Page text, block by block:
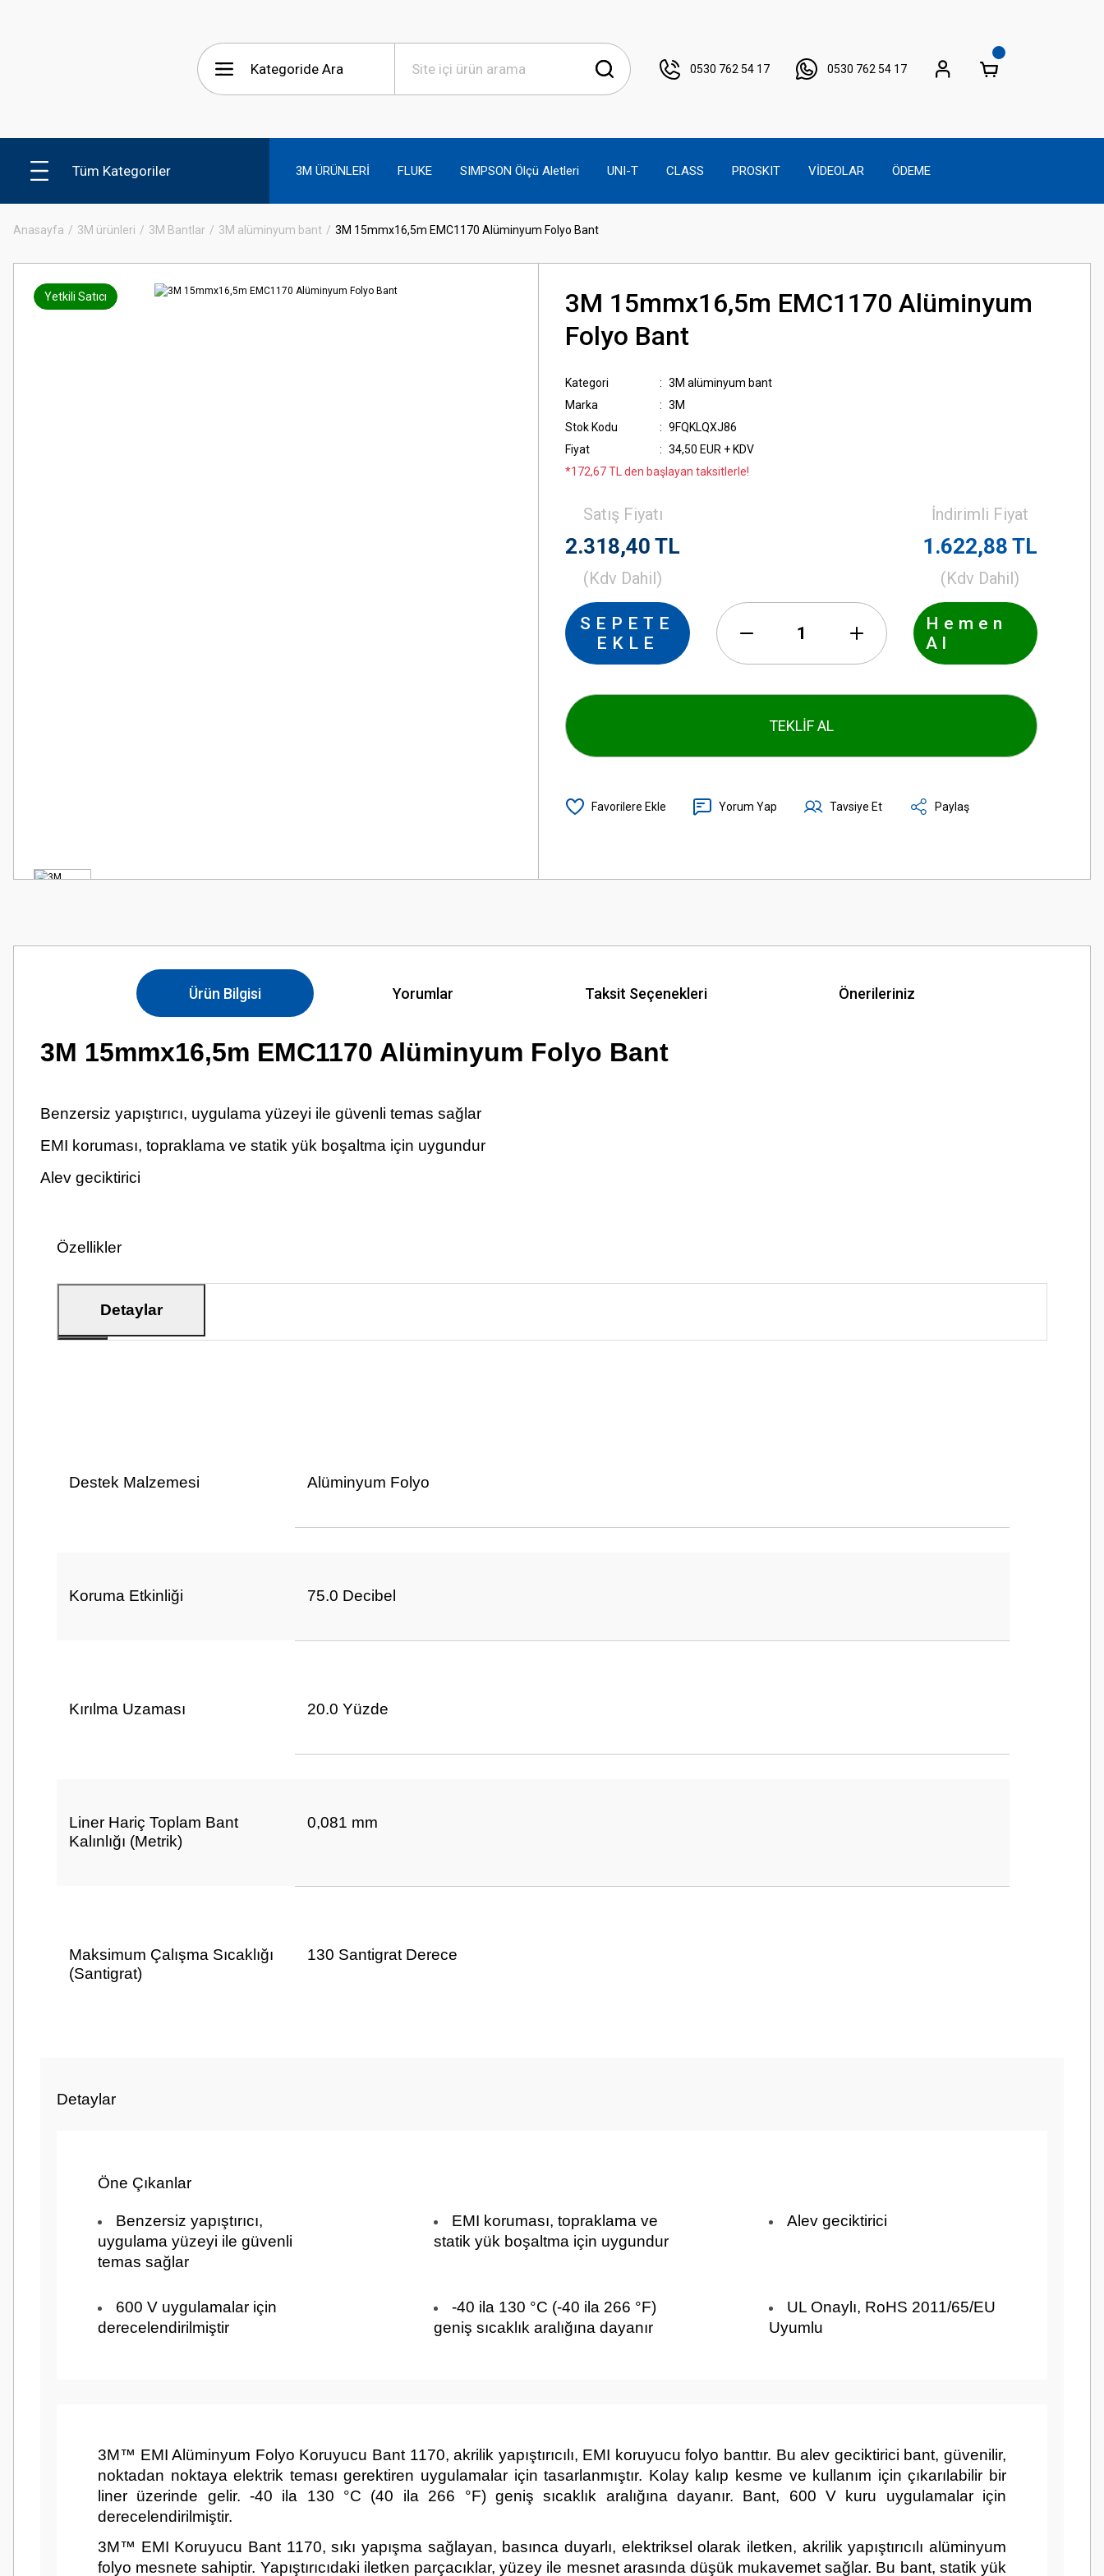
0530 762 54 17 0530 762 54 17
Tüm Kategoriler 3M ÜRÜNLERİ FLUKE SIMPSON Ölçü Aletleri UNI-T CLASS PROSKIT VİDEOLAR ÖDEME
Anasayfa 3M ürünleri 3M Bantlar 3M alüminyum bant 3M 15mmx16,5m EMC1170 Alüminyum Folyo Bant
Yetkili Satıcı
3M 15mmx16,5m EMC1170 Alüminyum
Folyo Bant
Kategori
3M alüminyum bant
Marka
3M
Stok Kodu
9FQKLQXJ86
Fiyat
34,50 EUR + KDV
*172,67 TL den başlayan taksitlerle!
Satış Fiyatı
2.318,40 TL
(Kdv Dahil)
İndirimli Fiyat
1.622,88 TL
(Kdv Dahil)
SEPETE
EKLE
Hemen
Al
TEKLİF AL
Yorum Yap Tavsiye Et Paylaş
Ürün Bilgisi Yorumlar Taksit Seçenekleri Önerileriniz
3M 15mmx16,5m EMC1170 Alüminyum Folyo Bant
Benzersiz yapıştırıcı, uygulama yüzeyi ile güvenli temas sağlar
EMI koruması, topraklama ve statik yük boşaltma için uygundur
Alev geciktirici
Özellikler
Detaylar
Destek Malzemesi Alüminyum Folyo
Koruma Etkinliği 75.0 Decibel
Kırılma Uzaması 20.0 Yüzde
Liner Hariç Toplam Bant
Kalınlığı (Metrik)
0,081 mm
Maksimum Çalışma Sıcaklığı
(Santigrat)
130 Santigrat Derece
Sırt (Taşıyıcı) Kalınlığı (Metrik)
Tam Uzunluk (metrik) 16,5 m
Detaylar
Öne Çıkanlar
Benzersiz yapıştırıcı,
uygulama yüzeyi ile güvenli
temas sağlar
EMI koruması, topraklama ve
statik yük boşaltma için uygundur
Alev geciktirici
600 V uygulamalar için
derecelendirilmiştir
-40 ila 130 °C (-40 ila 266 °F)
geniş sıcaklık aralığına dayanır
UL Onaylı, RoHS 2011/65/EU
Uyumlu
3M™ EMI Alüminyum Folyo Koruyucu Bant 1170, akrilik yapıştırıcılı, EMI koruyucu folyo banttır. Bu alev geciktirici bant, güvenilir,
noktadan noktaya elektrik teması gerektiren uygulamalar için tasarlanmıştır. Kolay kalıp kesme ve kullanım için çıkarılabilir bir
liner üzerinde gelir. -40 ila 130 °C (40 ila 266 °F) geniş sıcaklık aralığına dayanır. Bant, 600 V kuru uygulamalar için
derecelendirilmiştir.
3M™ EMI Koruyucu Bant 1170, sıkı yapışma sağlayan, basınca duyarlı, elektriksel olarak iletken, akrilik yapıştırıcılı alüminyum
folyo mesnete sahiptir. Yapıştırıcıdaki iletken parçacıklar, yüzey ile mesnet arasında düşük mukavemet sağlar. Bu bant, statik yük